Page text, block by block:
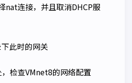
nat连接，并且取消DHCP服
此时的网关
检查VMnet8的网络配置